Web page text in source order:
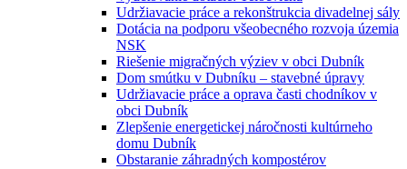
Udržiavacie práce a rekonštrukcia divadelnej sály
Dotácia na podporu všeobecného rozvoja územia
NSK
Riešenie migračných výziev v obci Dubník
Dom smútku v Dubníku – stavebné úpravy
Udržiavacie práce a oprava časti chodníkov v
obci Dubník
Zlepšenie energetickej náročnosti kultúrneho
domu Dubník
Obstaranie záhradných kompostérov